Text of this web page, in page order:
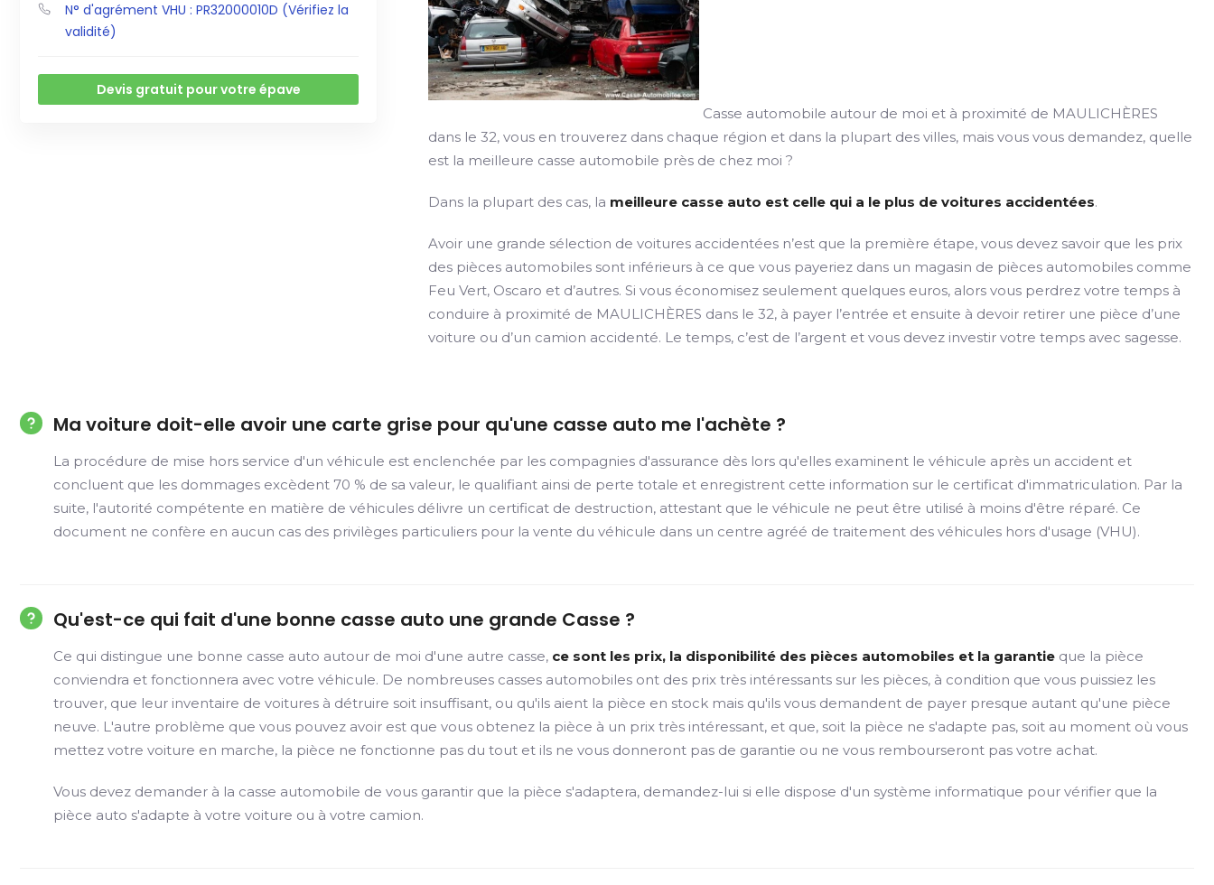
N° d'agrément VHU : PR32000010D (Vérifiez la
validité)
Devis gratuit pour votre épave
Casse automobile autour de moi et à proximité de MAULICHÈRES
dans le 32, vous en trouverez dans chaque région et dans la plupart des villes, mais vous vous demandez, quelle
est la meilleure casse automobile près de chez moi ?
Dans la plupart des cas, la meilleure casse auto est celle qui a le plus de voitures accidentées.
Avoir une grande sélection de voitures accidentées n’est que la première étape, vous devez savoir que les prix
des pièces automobiles sont inférieurs à ce que vous payeriez dans un magasin de pièces automobiles comme
Feu Vert, Oscaro et d’autres. Si vous économisez seulement quelques euros, alors vous perdrez votre temps à
conduire à proximité de MAULICHÈRES dans le 32, à payer l’entrée et ensuite à devoir retirer une pièce d’une
voiture ou d’un camion accidenté. Le temps, c’est de l’argent et vous devez investir votre temps avec sagesse.
Ma voiture doit-elle avoir une carte grise pour qu'une casse auto me l'achète ?
La procédure de mise hors service d'un véhicule est enclenchée par les compagnies d'assurance dès lors qu'elles examinent le véhicule après un accident et
concluent que les dommages excèdent 70 % de sa valeur, le qualifiant ainsi de perte totale et enregistrent cette information sur le certificat d'immatriculation. Par la
suite, l'autorité compétente en matière de véhicules délivre un certificat de destruction, attestant que le véhicule ne peut être utilisé à moins d'être réparé. Ce
document ne confère en aucun cas des privilèges particuliers pour la vente du véhicule dans un centre agréé de traitement des véhicules hors d'usage (VHU).
Qu'est-ce qui fait d'une bonne casse auto une grande Casse ?
Ce qui distingue une bonne casse auto autour de moi d'une autre casse, ce sont les prix, la disponibilité des pièces automobiles et la garantie que la pièce
conviendra et fonctionnera avec votre véhicule. De nombreuses casses automobiles ont des prix très intéressants sur les pièces, à condition que vous puissiez les
trouver, que leur inventaire de voitures à détruire soit insuffisant, ou qu'ils aient la pièce en stock mais qu'ils vous demandent de payer presque autant qu'une pièce
neuve. L'autre problème que vous pouvez avoir est que vous obtenez la pièce à un prix très intéressant, et que, soit la pièce ne s'adapte pas, soit au moment où vous
mettez votre voiture en marche, la pièce ne fonctionne pas du tout et ils ne vous donneront pas de garantie ou ne vous rembourseront pas votre achat.
Vous devez demander à la casse automobile de vous garantir que la pièce s'adaptera, demandez-lui si elle dispose d'un système informatique pour vérifier que la
pièce auto s'adapte à votre voiture ou à votre camion.